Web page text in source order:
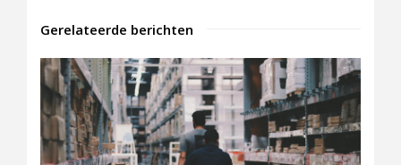
Gerelateerde berichten